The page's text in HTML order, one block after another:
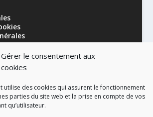
Gérer le consentement aux
cookies
utilise des cookies qui assurent le fonctionnement
parties du site web et la prise en compte de vos
qu’utilisateur.